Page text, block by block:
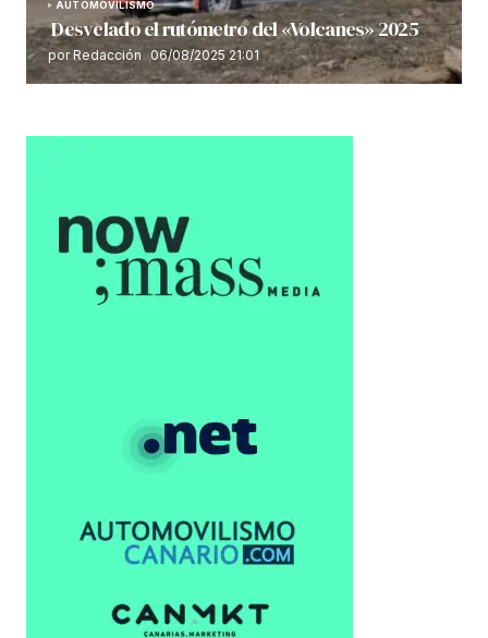
AUTOMOVILISMO
Desvelado el rutómetro del «Volcanes» 2025
por Redacción 06/08/2025 21:01